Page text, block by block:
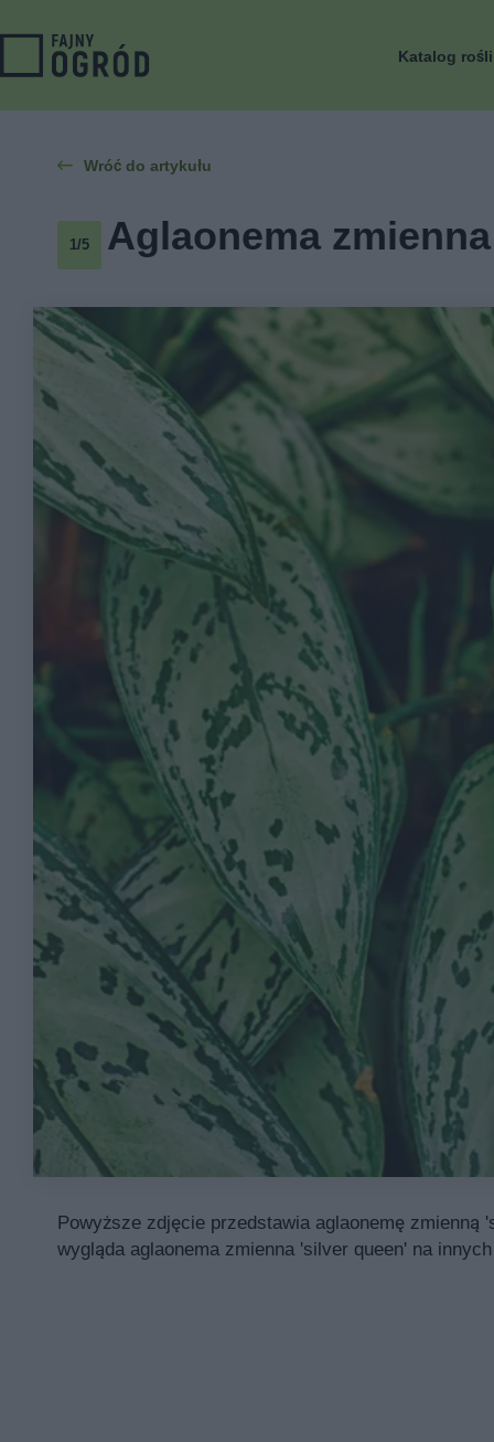
Katalog
Wróć do artykułu
1/5 Aglaonema
Powyższe zdjęcie przedstawia aglaonemę
wygląda aglaonema zmienna 'silver queen' na